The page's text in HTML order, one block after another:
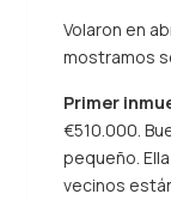
Volaron en
mostramos
Primer
€510.000.
pequeño.
vecinos